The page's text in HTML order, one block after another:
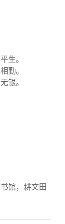
生。
勤。
银。
馆，耕文田